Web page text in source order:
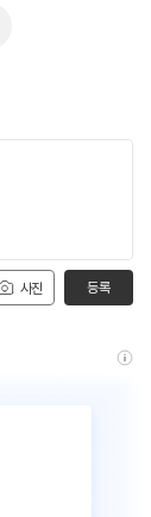
사진 등록